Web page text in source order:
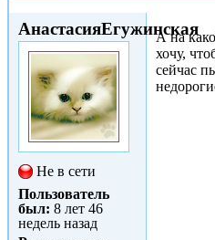
АнастасияЕгужинская
Не в сети
Пользователь
был: 8 лет 46
недель назад
А на
хочу,
сейчас